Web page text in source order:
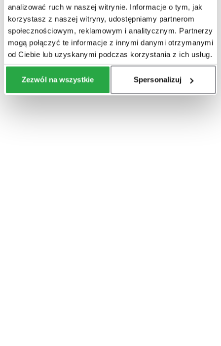
analizować ruch w naszej witrynie. Informacje o tym, jak
korzystasz z naszej witryny, udostępniamy partnerom
społecznościowym, reklamowym i analitycznym. Partnerzy
mogą połączyć te informacje z innymi danymi otrzymanymi
od Ciebie lub uzyskanymi podczas korzystania z ich usług.
Zezwól na wszystkie Spersonalizuj